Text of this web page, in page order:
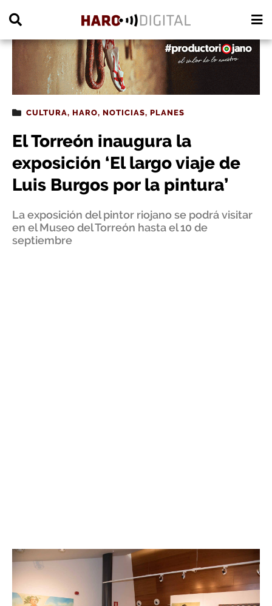
CULTURA, HARO, NOTICIAS, PLANES
El Torreón inaugura la
exposición ‘El largo viaje de
Luis Burgos por la pintura’
La exposición del pintor riojano se podrá visitar
en el Museo del Torreón hasta el 10 de
septiembre